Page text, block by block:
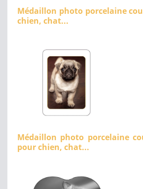
Médaillon photo porcelaine
chien, chat...
Médaillon photo porcelaine
pour chien, chat...